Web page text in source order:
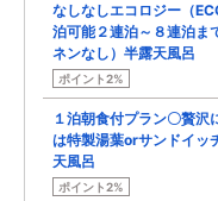
なしなしエコロジー（
泊可能２連泊～８連泊ま
ネンなし）半露天風呂
ポイント2%
１泊朝食付プラン〇贅沢
は特製湯葉orサンドイッ
天風呂
ポイント2%